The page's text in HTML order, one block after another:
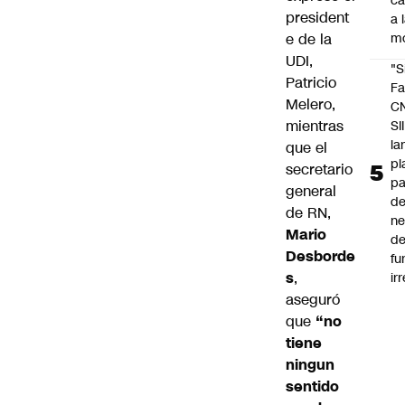
president
e de la
UDI,
Patricio
Melero,
mientras
que el
secretario
general
de RN,
Mario
Desborde
s,
aseguró
que “no
tiene
ningun
sentido
a
SII
de